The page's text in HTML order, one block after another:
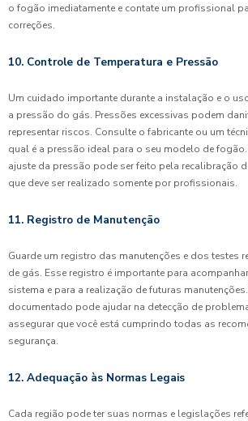
o fogão imediatamente e contate um profissional
correções.
10. Controle de Temperatura e Pressão
Um cuidado importante durante a instalação e o
a pressão do gás. Pressões excessivas podem
representar riscos. Consulte o fabricante ou um
qual é a pressão ideal para o seu modelo de
ajuste da pressão pode ser feito pela recalibração
que deve ser realizado somente por profissionais.
11. Registro de Manutenção
Guarde um registro das manutenções e dos testes
de gás. Esse registro é importante para
sistema e para a realização de futuras
documentado pode ajudar na detecção de
assegurar que você está cumprindo todas as
segurança.
12. Adequação às Normas Legais
Cada região pode ter suas normas e legislações